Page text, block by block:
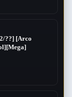
??] [Arco